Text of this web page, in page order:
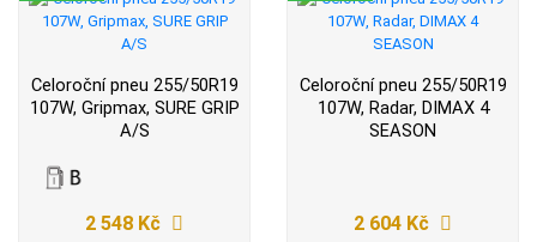
Celoroční pneu 255/50R19
107W, Gripmax, SURE GRIP
A/S
2 548 Kč
Celoroční pneu 255/50R19
107W, Radar, DIMAX 4
SEASON
2 604 Kč